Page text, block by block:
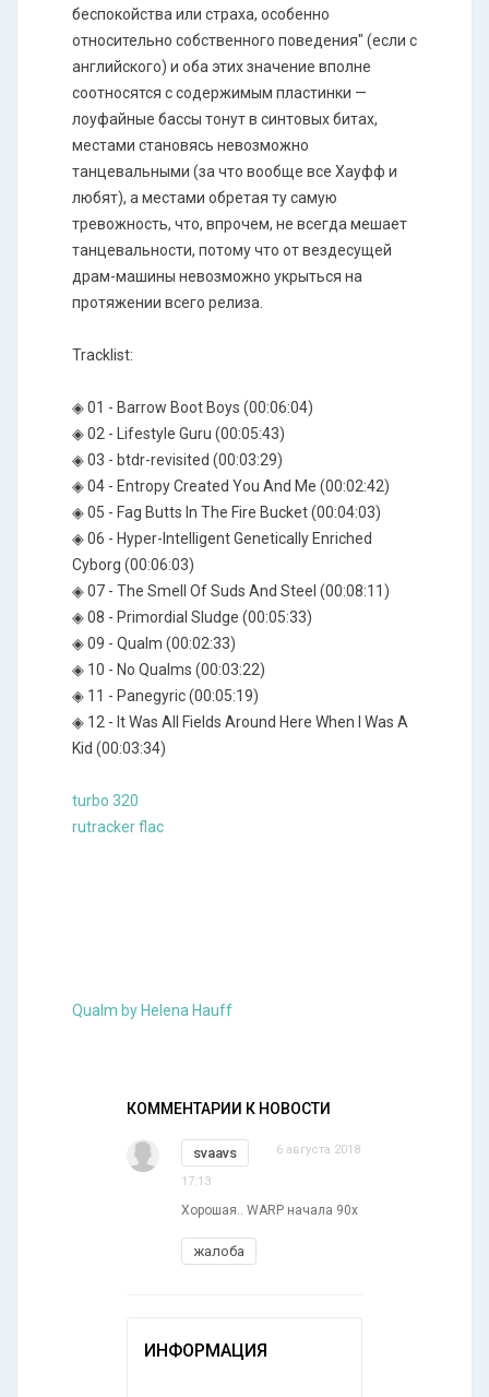
беспокойства или страха, особенно
относительно собственного поведения" (если с
английского) и оба этих значение вполне
соотносятся с содержимым пластинки —
лоуфайные бассы тонут в синтовых битах,
местами становясь невозможно
танцевальными (за что вообще все Хауфф и
любят), а местами обретая ту самую
тревожность, что, впрочем, не всегда мешает
танцевальности, потому что от вездесущей
драм-машины невозможно укрыться на
протяжении всего релиза.
Tracklist:
◈ 01 - Barrow Boot Boys (00:06:04)
◈ 02 - Lifestyle Guru (00:05:43)
◈ 03 - btdr-revisited (00:03:29)
◈ 04 - Entropy Created You And Me (00:02:42)
◈ 05 - Fag Butts In The Fire Bucket (00:04:03)
◈ 06 - Hyper-Intelligent Genetically Enriched
Cyborg (00:06:03)
◈ 07 - The Smell Of Suds And Steel (00:08:11)
◈ 08 - Primordial Sludge (00:05:33)
◈ 09 - Qualm (00:02:33)
◈ 10 - No Qualms (00:03:22)
◈ 11 - Panegyric (00:05:19)
◈ 12 - It Was All Fields Around Here When I Was A
Kid (00:03:34)
turbo 320
rutracker flac
Qualm by Helena Hauff
КОММЕНТАРИИ К НОВОСТИ
svaavs 6 августа 2018
17:13
Хорошая.. WARP начала 90х
жалоба
ИНФОРМАЦИЯ